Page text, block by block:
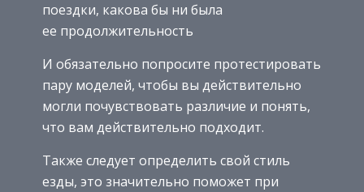
поездки, какова бы ни была
ее продолжительность
И обязательно попросите протестировать
пару моделей, чтобы вы действительно
могли почувствовать различие и понять,
что вам действительно подходит.
Также следует определить свой стиль
езды, это значительно поможет при